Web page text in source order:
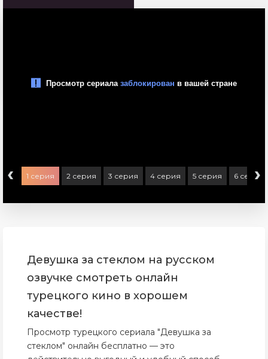
‹ 1 серия 2 серия 3 серия 4 серия 5 серия 6 серия
›
Девушка за стеклом на русском
озвучке смотреть онлайн
турецкого кино в хорошем
качестве!
Просмотр турецкого сериала "Девушка за
стеклом" онлайн бесплатно — это